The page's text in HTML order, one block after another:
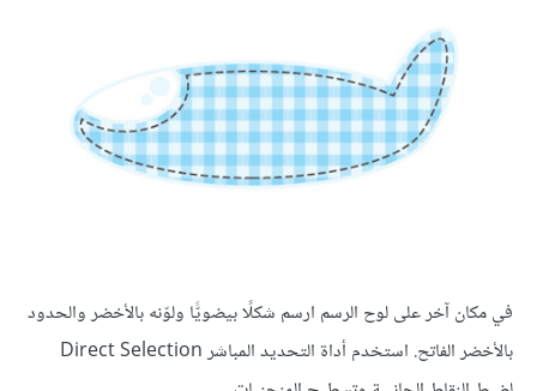
في مكان آخر على لوح الرسم ارسم شكلًا بيضويًّا ولوّنه بالأخضر والحدود
بالأخضر الفاتح. استخدم أداة التحديد المباشر Direct Selection